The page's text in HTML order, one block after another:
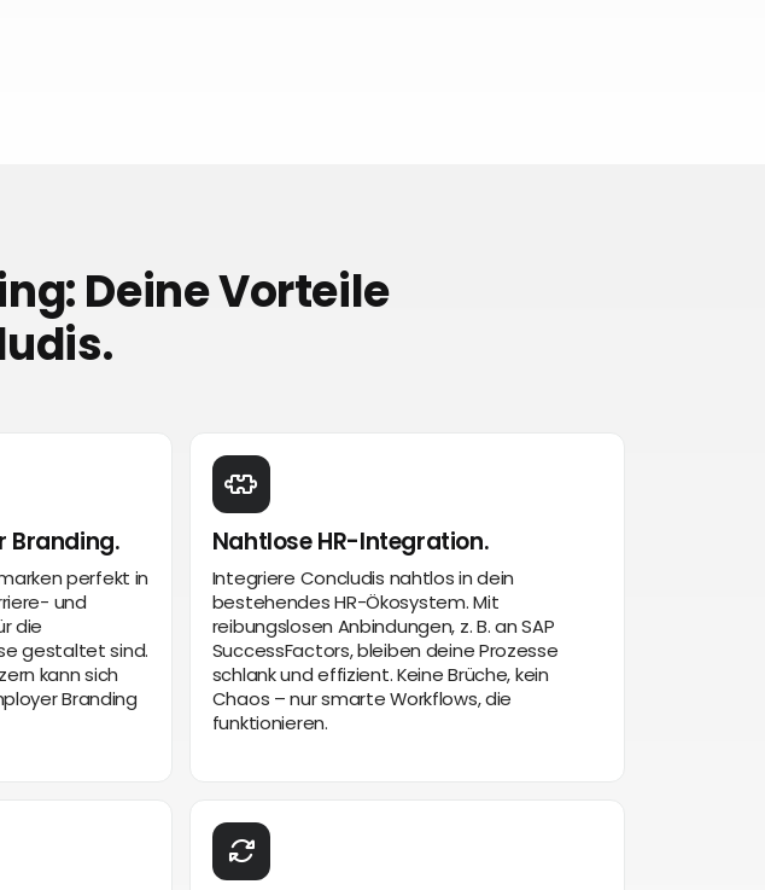
Deine Vorteile
Branding.
perfekt in
und
die
gestaltet sind.
kann sich
Branding
Nahtlose HR-Integration.
Integriere Concludis nahtlos in dein
bestehendes HR-Ökosystem. Mit
reibungslosen Anbindungen, z. B. an SAP
SuccessFactors, bleiben deine Prozesse
schlank und effizient. Keine Brüche, kein
Chaos – nur smarte Workflows, die
funktionieren.